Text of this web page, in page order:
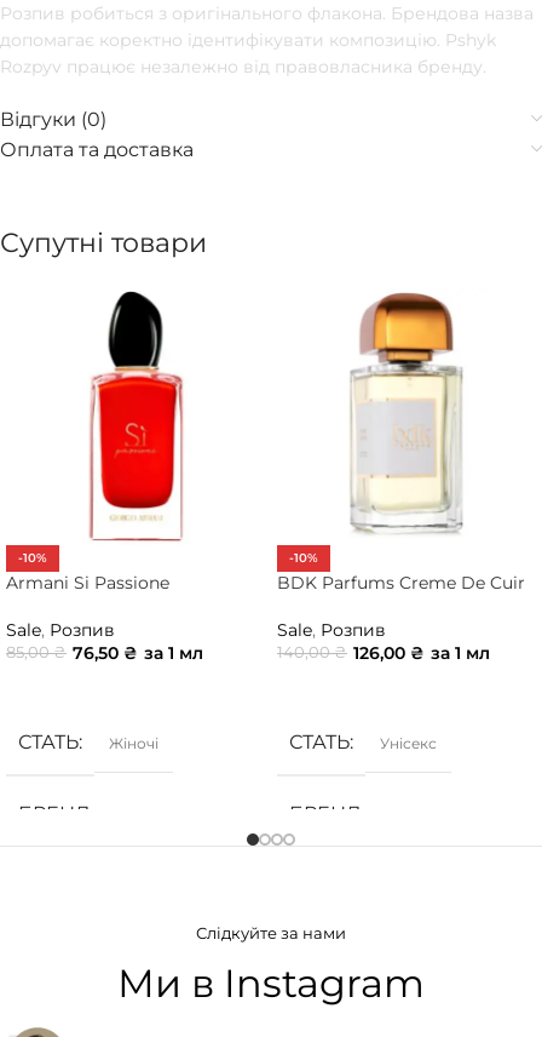
Розпив робиться з оригінального флакона. Брендова назва
допомагає коректно ідентифікувати композицію. Pshyk
Rozpyv працює незалежно від правовласника бренду.
Відгуки (0)
Оплата та доставка
Супутні товари
-10%
Armani Si Passione
Sale, Розпив
85,00₴ 76,50 ₴ за 1 мл
СТАТЬ Жіночі
БРЕНД
Фруктові
-10%
BDK Parfums Creme De Cuir
Sale, Розпив
140,00₴ 126,00 ₴ за 1 мл
СТАТЬ Унісекс
БРЕНД
Слідкуйте за нами
Ми в Instagram